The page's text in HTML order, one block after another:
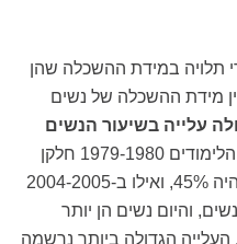
תלויה במידת ההשכלה שהן
מידת ההשכלה של נשים
עלייה בשיעור הנשים
בשנת הלימודים 1979-1980 חלקן
של הנשים מכלל מקבלי התארים היה 45%, ואילו ב-2004-2005
נשים, והיום נשים הן יותר
הגדולה ביותר נרשמה